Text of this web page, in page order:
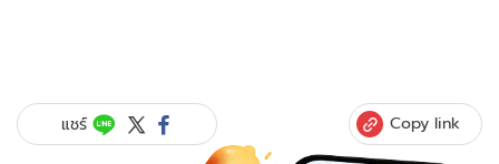
แชร์ Copy link